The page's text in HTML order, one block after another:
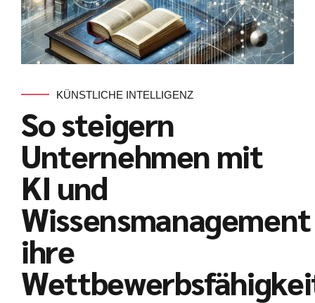
KÜNSTLICHE INTELLIGENZ
So steigern
Unternehmen mit
KI und
Wissensmanagement
ihre